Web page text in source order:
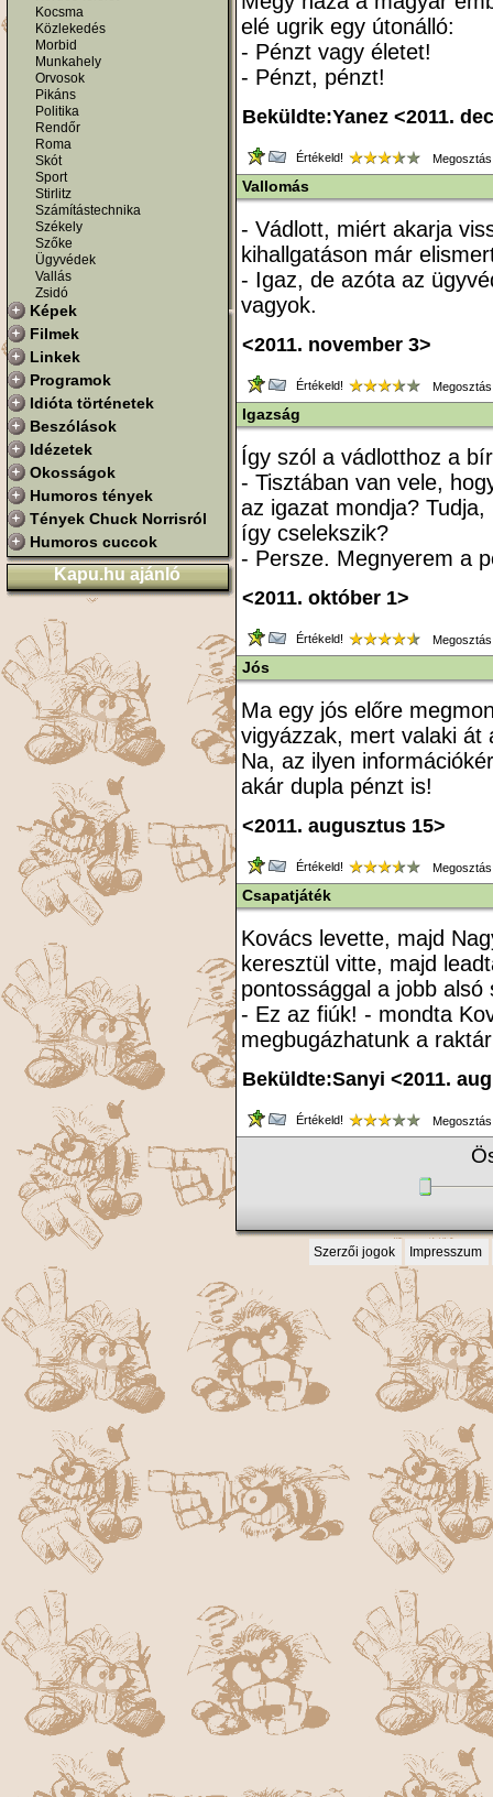
Kocsma
Közlekedés
Morbid
Munkahely
Orvosok
Pikáns
Politika
Rendőr
Roma
Skót
Sport
Stirlitz
Számítástechnika
Székely
Szőke
Ügyvédek
Vallás
Zsidó
Képek
Filmek
Linkek
Programok
Idióta történetek
Beszólások
Idézetek
Okosságok
Humoros tények
Tények Chuck Norrisról
Humoros cuccok
Kapu.hu ajánló
elé ugrik egy útonálló:
- Pénzt vagy életet!
- Pénzt, pénzt!
Beküldte:Yanez <2011.
Értékeld!
Vallomás
- Vádlott, miért akarja
kihallgatáson már
- Igaz, de azóta az
vagyok.
<2011. november 3>
Értékeld!
Igazság
Így szól a vádlotthoz a
- Tisztában van vele,
az igazat mondja?
így cselekszik?
- Persze. Megnyerem a
<2011. október 1>
Értékeld!
Jós
Ma egy jós előre
vigyázzak, mert valaki át
Na, az ilyen
akár dupla pénzt is!
<2011. augusztus 15>
Értékeld!
Csapatjáték
Kovács levette, majd
keresztül vitte, majd
pontossággal a jobb alsó
- Ez az fiúk! - mondta
megbugázhatunk a
Beküldte:Sanyi <2011.
Értékeld!
Szerzői jogok Impresszum